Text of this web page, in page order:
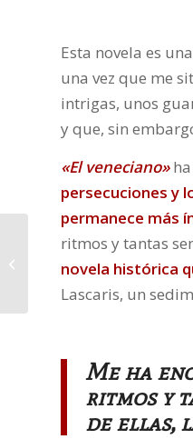
Esta novela es
una vez que me
intrigas, unos
y que, sin
«El veneciano»ha
persecuciones y
permanece más
ritmos y tantas
novela histórica
Lascaris, un
Me ha
ritmos y
de ellas,
Novedades
Editoriales. Enero 2019.
Grijalbo, Lumen, Plaza
& Janés y Suma...